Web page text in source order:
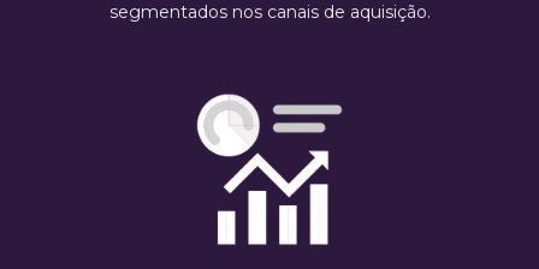
segmentados nos canais de aquisição.